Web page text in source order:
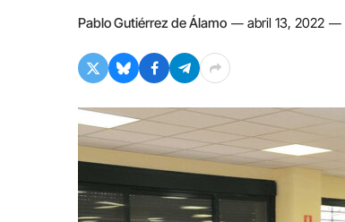
Pablo Gutiérrez de Álamo abril 13, 2022